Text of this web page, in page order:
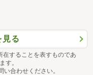
見る
することを表すものであ
す。
合わせください。